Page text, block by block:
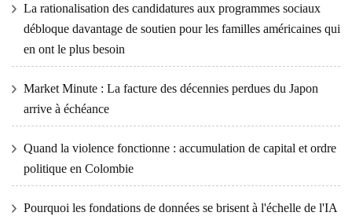
La rationalisation des candidatures aux programmes sociaux
débloque davantage de soutien pour les familles américaines qui
en ont le plus besoin
Market Minute : La facture des décennies perdues du Japon
arrive à échéance
Quand la violence fonctionne : accumulation de capital et ordre
politique en Colombie
Pourquoi les fondations de données se brisent à l'échelle de l'IA